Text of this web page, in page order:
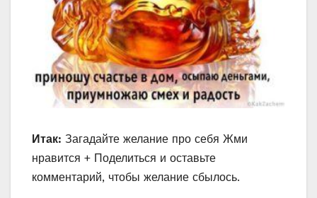
Итак: Загадайте желание про себя Жми
нравится + Поделиться и оставьте
комментарий, чтобы желание сбылось.